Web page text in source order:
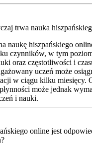
trwa nauka
naukę hiszpańskiego
czynników, w tym
oraz częstotliwości i
uczeń może
w ciągu kilku miesięcy.
może jednak
i nauki.
online jest